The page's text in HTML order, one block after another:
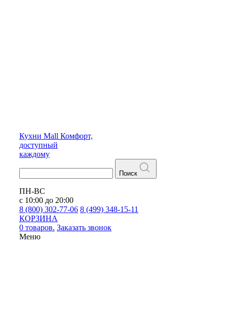
Кухни Mall Комфорт,
доступный
каждому
Поиск
ПН-ВС
с 10:00 до 20:00
8 (800) 302-77-06 8 (499) 348-15-11
КОРЗИНА
0 товаров. Заказать звонок
Меню